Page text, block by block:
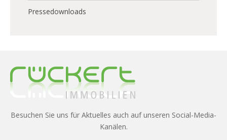
Pressedownloads
Besuchen Sie uns für Aktuelles auch auf unseren Social-Media-
Kanälen.